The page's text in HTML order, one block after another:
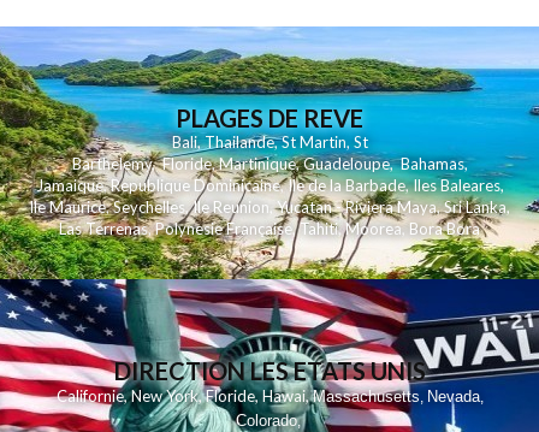
PLAGES DE REVE
Bali,Thailande,St Martin,St
Barthelemy,Floride,Martinique,Guadeloupe,Bahamas,
Jamaique,Republique Dominicaine,Ile de la Barbade,Iles Baleares,
Ile Maurice,Seychelles,Ile Reunion,Yucatan - Riviera Maya,Sri Lanka,
Las Terrenas,Polynesie Française,Tahiti,Moorea, Bora Bora
DIRECTION LES ETATS UNIS
Californie,New York,Floride,Hawai,Massachusetts, Nevada,
Colorado,